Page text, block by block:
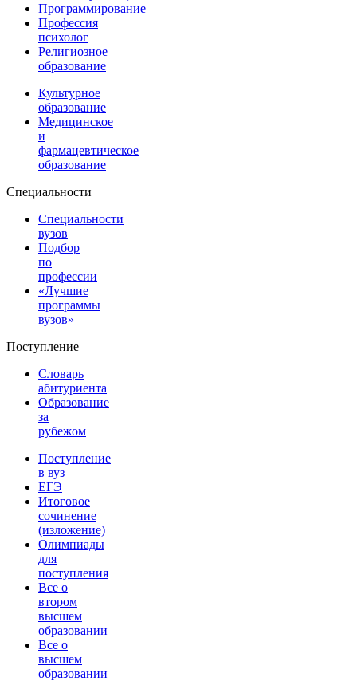
Программирование
Профессия
психолог
Религиозное
образование
Культурное
образование
Медицинское
и
фармацевтическое
образование
Специальности
Специальности
вузов
Подбор
по
профессии
«Лучшие
программы
вузов»
Поступление
Словарь
абитуриента
Образование
за
рубежом
Поступление
в вуз
ЕГЭ
Итоговое
сочинение
(изложение)
Олимпиады
для
поступления
Все о
втором
высшем
образовании
Все о
высшем
образовании